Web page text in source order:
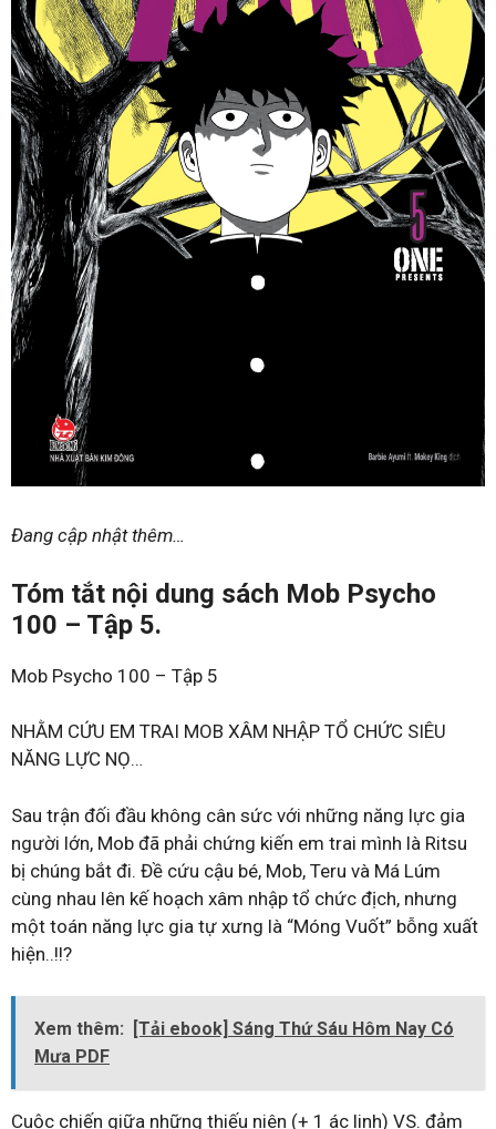
Đang cập nhật thêm…
Tóm tắt nội dung sách Mob Psycho
100 – Tập 5.
Mob Psycho 100 – Tập 5
NHẰM CỨU EM TRAI MOB XÂM NHẬP TỔ CHỨC SIÊU
NĂNG LỰC NỌ…
Sau trận đối đầu không cân sức với những năng lực gia
người lớn, Mob đã phải chứng kiến em trai mình là Ritsu
bị chúng bắt đi. Đề cứu cậu bé, Mob, Teru và Má Lúm
cùng nhau lên kế hoạch xâm nhập tổ chức địch, nhưng
một toán năng lực gia tự xưng là “Móng Vuốt” bỗng xuất
hiện..!!?
Xem thêm:
[Tải ebook] Sáng Thứ Sáu Hôm Nay Có
Mưa PDF
Cuộc chiến giữa những thiếu niên (+ 1 ác linh) VS. đảm